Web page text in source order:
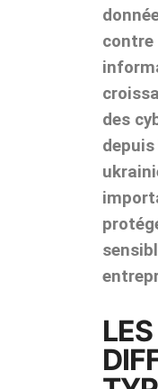
des
LES